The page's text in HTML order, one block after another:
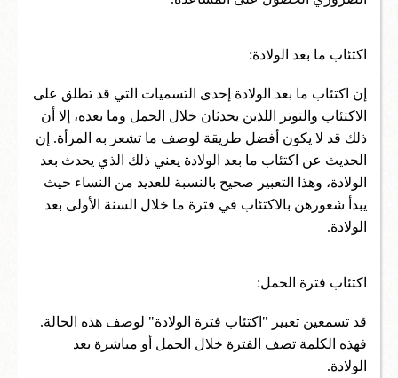
اكتئاب ما بعد الولادة:
إن اكتئاب ما بعد الولادة إحدى التسميات التي قد تطلق على
الاكتئاب والتوتر اللذين يحدثان خلال الحمل وما بعده، إلا أن
ذلك قد لا يكون أفضل طريقة لوصف ما تشعر به المرأة. إن
الحديث عن اكتئاب ما بعد الولادة يعني ذلك الذي يحدث بعد
الولادة، وهذا التعبير صحيح بالنسبة للعديد من النساء حيث
يبدأ شعورهن بالاكتئاب في فترة ما خلال السنة الأولى بعد
الولادة.
اكتئاب فترة الحمل:
قد تسمعين تعبير "اكتئاب فترة الولادة" لوصف هذه الحالة.
فهذه الكلمة تصف الفترة خلال الحمل أو مباشرة بعد
الولادة.